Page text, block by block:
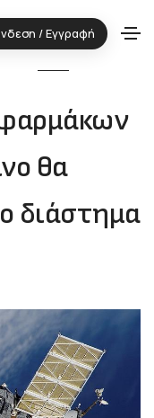
/ Εγγραφή
θα
διάστημα